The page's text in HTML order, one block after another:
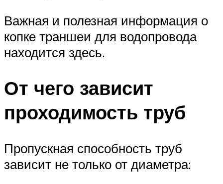
Важная и полезная информация о
копке траншеи для водопровода
находится здесь.
От чего зависит
проходимость труб
Пропускная способность труб
зависит не только от диаметра: